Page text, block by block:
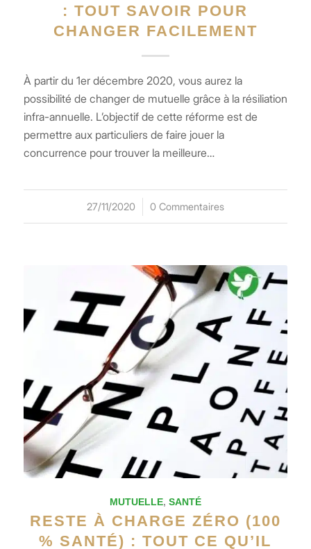
: TOUT SAVOIR POUR
CHANGER FACILEMENT
À partir du 1er décembre 2020, vous aurez la
possibilité de changer de mutuelle grâce à la résiliation
infra-annuelle. L’objectif de cette réforme est de
permettre aux particuliers de faire jouer la
concurrence pour trouver la meilleure…
27/11/2020
/ 0 Commentaires
MUTUELLE, SANTÉ
RESTE À CHARGE ZÉRO (100
% SANTÉ) : TOUT CE QU’IL